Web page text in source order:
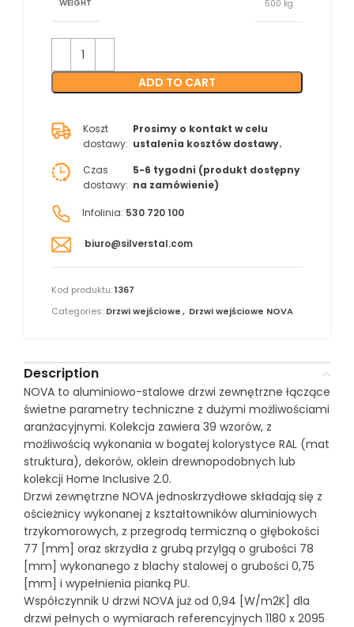
WEIGHT 500 kg
ADD TO CART
Koszt
dostawy:
Prosimy o kontakt w celu
ustalenia kosztów dostawy.
Czas
dostawy:
5-6 tygodni (produkt dostępny
na zamówienie)
Infolinia: 530 720 100
biuro@silverstal.com
Kod produktu:1367
Categories: Drzwi wejściowe, Drzwi wejściowe NOVA
Description
NOVA to aluminiowo-stalowe drzwi zewnętrzne łączące
świetne parametry techniczne z dużymi możliwościami
aranżacyjnymi. Kolekcja zawiera 39 wzorów, z
możliwością wykonania w bogatej kolorystyce RAL (mat
struktura), dekorów, oklein drewnopodobnych lub
kolekcji Home Inclusive 2.0.
Drzwi zewnętrzne NOVA jednoskrzydłowe składają się z
ościeżnicy wykonanej z kształtowników aluminiowych
trzykomorowych, z przegrodą termiczną o głębokości
77 [mm] oraz skrzydła z grubą przylgą o grubości 78
[mm] wykonanego z blachy stalowej o grubości 0,75
[mm] i wypełnienia pianką PU.
Współczynnik U drzwi NOVA już od 0,94 [W/m2K] dla
drzwi pełnych o wymiarach referencyjnych 1180 x 2095